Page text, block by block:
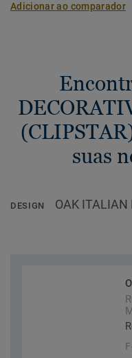
Adicionar ao comparador
suas
DESIGN OAK ITALIAN